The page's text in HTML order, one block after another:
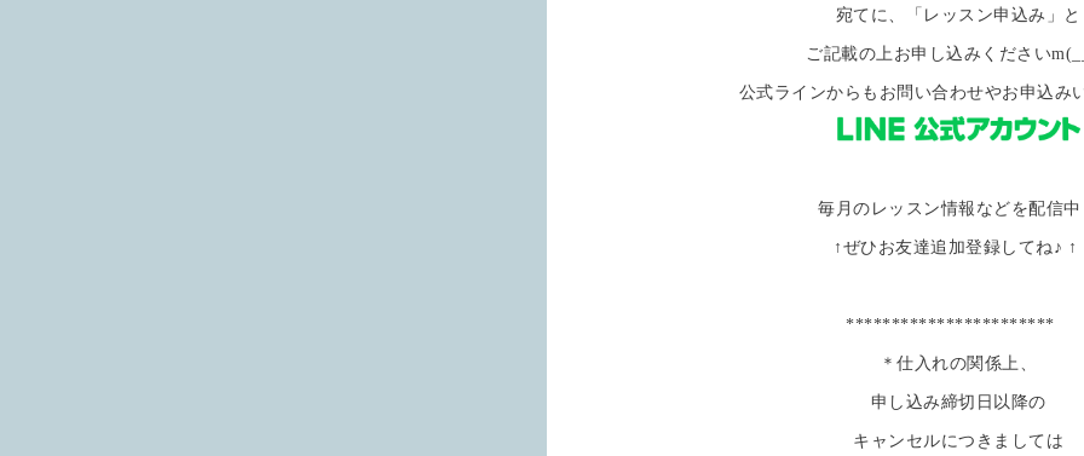
宛てに、「レッスン申込み」と
ご記載の上お申し込みください
公式ラインからもお問い合わせやお申込み
毎月のレッスン情報などを配信中
↑ぜひお友達追加登録してね♪ ↑
***********************
＊仕入れの関係上、
申し込み締切日以降の
キャンセルにつきましては